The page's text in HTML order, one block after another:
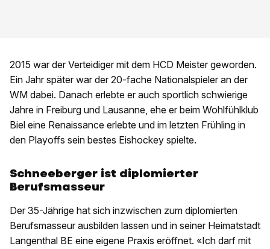
2015 war der Verteidiger mit dem HCD Meister geworden.
Ein Jahr später war der 20-fache Nationalspieler an der
WM dabei. Danach erlebte er auch sportlich schwierige
Jahre in Freiburg und Lausanne, ehe er beim Wohlfühlklub
Biel eine Renaissance erlebte und im letzten Frühling in
den Playoffs sein bestes Eishockey spielte.
Schneeberger ist diplomierter
Berufsmasseur
Der 35-Jährige hat sich inzwischen zum diplomierten
Berufsmasseur ausbilden lassen und in seiner Heimatstadt
Langenthal BE eine eigene Praxis eröffnet. «Ich darf mit